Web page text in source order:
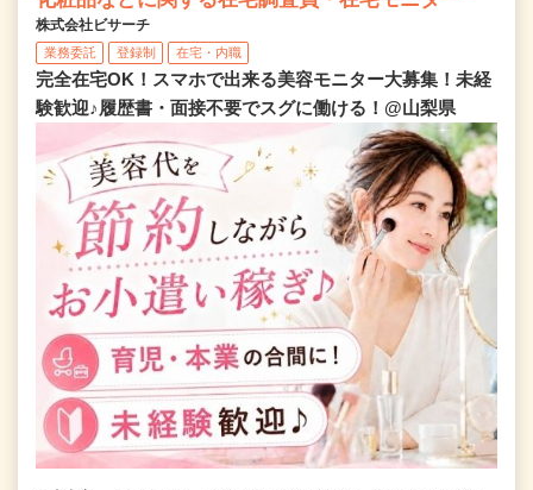
株式会社ビサーチ
業務委託 登録制 在宅・内職
完全在宅OK！スマホで出来る美容モニター大募集！未経
験歓迎♪履歴書・面接不要でスグに働ける！@山梨県